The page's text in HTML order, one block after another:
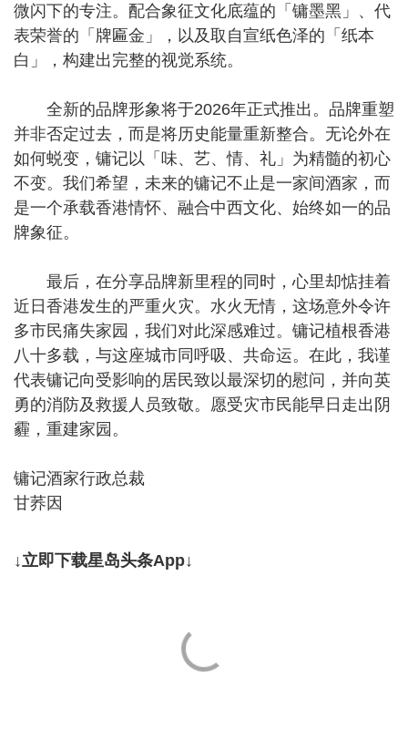
微闪下的专注。配合象征文化底蕴的「镛墨黑」、代
表荣誉的「牌匾金」，以及取自宣纸色泽的「纸本
白」，构建出完整的视觉系统。
全新的品牌形象将于2026年正式推出。品牌重塑
并非否定过去，而是将历史能量重新整合。无论外在
如何蜕变，镛记以「味、艺、情、礼」为精髓的初心
不变。我们希望，未来的镛记不止是一家间酒家，而
是一个承载香港情怀、融合中西文化、始终如一的品
牌象征。
最后，在分享品牌新里程的同时，心里却惦挂着
近日香港发生的严重火灾。水火无情，这场意外令许
多市民痛失家园，我们对此深感难过。镛记植根香港
八十多载，与这座城市同呼吸、共命运。在此，我谨
代表镛记向受影响的居民致以最深切的慰问，并向英
勇的消防及救援人员致敬。愿受灾市民能早日走出阴
霾，重建家园。
镛记酒家行政总裁
甘荞因
↓立即下载星岛头条App↓